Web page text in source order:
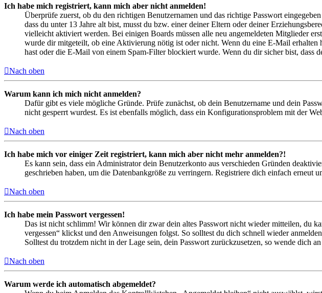
Ich habe mich registriert, kann mich aber nicht anmelden!
Überprüfe zuerst, ob du den richtigen Benutzernamen und das richtige Passwort
dass du unter 13 Jahre alt bist, musst du bzw. einer deiner Eltern oder deiner
vielleicht aktiviert werden. Bei einigen Boards müssen alle neu angemeldeten Mitglieder
wurde dir mitgeteilt, ob eine Aktivierung nötig ist oder nicht. Wenn du eine E-Mail
hast oder die E-Mail von einem Spam-Filter blockiert wurde. Wenn du dir sicher bist,
Nach oben
Warum kann ich mich nicht anmelden?
Dafür gibt es viele mögliche Gründe. Prüfe zunächst, ob dein Benutzername und dein
nicht gesperrt wurdest. Es ist ebenfalls möglich, dass ein Konfigurationsproblem mit der
Nach oben
Ich habe mich vor einiger Zeit registriert, kann mich aber nicht mehr anmelden?!
Es kann sein, dass ein Administrator dein Benutzerkonto aus verschieden Gründen
geschrieben haben, um die Datenbankgröße zu verringern. Registriere dich einfach erneut
Nach oben
Ich habe mein Passwort vergessen!
Das ist nicht schlimm! Wir können dir zwar dein altes Passwort nicht wieder mitteilen, du
vergessen“ klickst und den Anweisungen folgst. So solltest du dich schnell wieder
Solltest du trotzdem nicht in der Lage sein, dein Passwort zurückzusetzen, so wende dich
Nach oben
Warum werde ich automatisch abgemeldet?